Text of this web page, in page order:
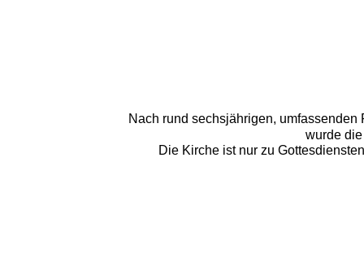
Nach rund sechsjährigen,
wurde
Die Kirche ist nur zu